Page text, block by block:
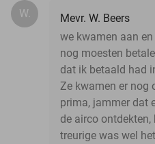
W.
Mevr. W. Beers
we kwamen aan
nog moesten
dat ik betaald had
Ze kwamen er nog
prima, jammer dat
de airco
treurige was wel